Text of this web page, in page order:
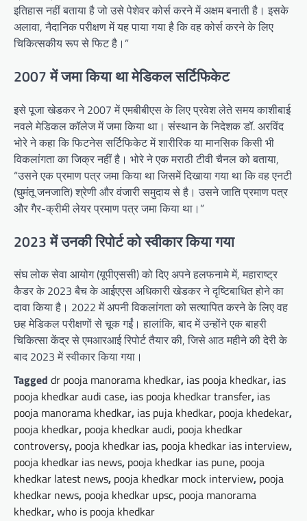
इतिहास नहीं बताया है जो उसे पेशेवर कोर्स करने में अक्षम बनाती है। इसके
अलावा, नैदानिक ​​​​परीक्षण में यह पाया गया है कि वह कोर्स करने के लिए
चिकित्सकीय रूप से फिट है।”
2007 में जमा किया था मेडिकल सर्टिफिकेट
इसे पूजा खेडकर ने 2007 में एमबीबीएस के लिए प्रवेश लेते समय काशीबाई
नवले मेडिकल कॉलेज में जमा किया था। संस्थान के निदेशक डॉ. अरविंद
भोरे ने कहा कि फिटनेस सर्टिफिकेट में शारीरिक या मानसिक किसी भी
विकलांगता का जिक्र नहीं है। भोरे ने एक मराठी टीवी चैनल को बताया,
“उसने एक प्रमाण पत्र जमा किया था जिसमें दिखाया गया था कि वह एनटी
(घुमंतू जनजाति) श्रेणी और वंजारी समुदाय से है। उसने जाति प्रमाण पत्र
और गैर-क्रीमी लेयर प्रमाण पत्र जमा किया था।”
2023 में उनकी रिपोर्ट को स्वीकार किया गया
संघ लोक सेवा आयोग (यूपीएससी) को दिए अपने हलफनामे में, महाराष्ट्र
कैडर के 2023 बैच के आईएएस अधिकारी खेडकर ने दृष्टिबाधित होने का
दावा किया है। 2022 में अपनी विकलांगता को सत्यापित करने के लिए वह
छह मेडिकल परीक्षणों से चूक गईं। हालांकि, बाद में उन्होंने एक बाहरी
चिकित्सा केंद्र से एमआरआई रिपोर्ट तैयार की, जिसे आठ महीने की देरी के
बाद 2023 में स्वीकार किया गया।
Tagged dr pooja manorama khedkar, ias pooja khedkar, ias
pooja khedkar audi case, ias pooja khedkar transfer, ias
pooja manorama khedkar, ias puja khedkar, pooja khedekar,
pooja khedkar, pooja khedkar audi, pooja khedkar
controversy, pooja khedkar ias, pooja khedkar ias interview,
pooja khedkar ias news, pooja khedkar ias pune, pooja
khedkar latest news, pooja khedkar mock interview, pooja
khedkar news, pooja khedkar upsc, pooja manorama
khedkar,who is pooja khedkar